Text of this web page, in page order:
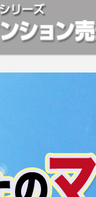
」の方々が、「買取」は
す。マンションの売却を